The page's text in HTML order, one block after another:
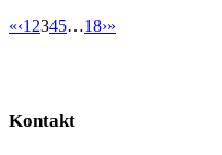
«‹1 2345…18›»
Kontakt